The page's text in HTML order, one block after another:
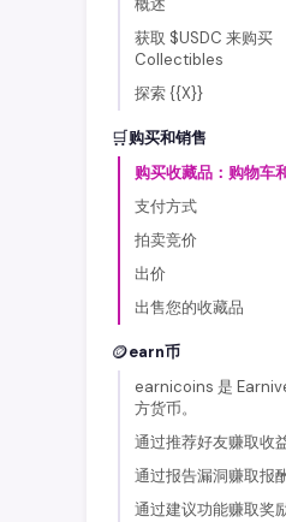
概述
获取 $USDC 来购买
Collectibles
探索 {{X}}
🛒购买和销售
购买收藏品：购物车
支付方式
拍卖竞价
出价
出售您的收藏品
🪙earn币
earnicoins 是
方货币。
通过推荐好友赚取收
通过报告漏洞赚取报
通过建议功能赚取奖